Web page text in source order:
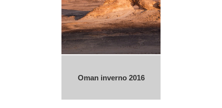
Oman inverno 2016